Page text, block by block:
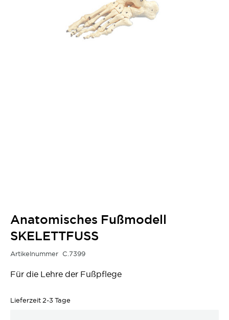
Anatomisches Fußmodell
SKELETTFUSS
Artikelnummer C.7399
Für die Lehre der Fußpflege
Lieferzeit 2-3 Tage